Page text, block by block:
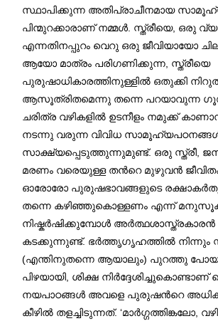
സ്ഥാപിക്കുന്ന അതിപ്രാചീനമായ
പിന്മുറക്കാരാണ് നമ്മൾ. സ്ത്രീയെ, ഒരു
എന്നതിനപ്പുറം വെറു ഒരു ജീവിയായോ
ആയോ മാത്രം പരിഗണിക്കുന്ന, സ്ത്രീയെ
പുരുഷാധികാരത്തിനുള്ളിൽ ഒതുക്കി
ആസൂത്രിതമെന്നു തന്നെ പറയാവുന്ന
ചരിത്ര വഴികളിൽ ഉടനീളം നമുക്ക്
നടന്നു വരുന്ന വിവിധ
സാക്ഷ്യപ്പെടുത്തുന്നുമുണ്ട്. ഒരു സ്ത്രീ,
മരണം വരെയുള്ള തൻറെ മുഴുവൻ
ഓരോരോ പുരുഷഭാവങ്ങളുടെ
തന്നെ കഴിഞ്ഞുകൊള്ളണം എന്ന്
നിഷ്കർഷിക്കുമ്പോൾ അർത്ഥശാസ്ത്രകാരൻ
കടക്കുന്നുണ്ട്. ഭര്‍ത്തൃഗൃഹത്തില്‍ നിന്നും
(എന്തിനുതന്നെ ആയാലും) പുറത്തു
പിഴയായി, ശിക്ഷ
നയപാഠങ്ങൾ അവളെ പുരുഷൻറെ
കീഴിൽ തളച്ചിടുന്നത്. ‘മാര്‍ഗ്ഗത്തിങ്കലോ,